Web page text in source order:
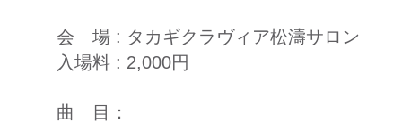
会 場 : タカギクラヴィア松濤サロン
入場料 : 2,000円
曲
目：